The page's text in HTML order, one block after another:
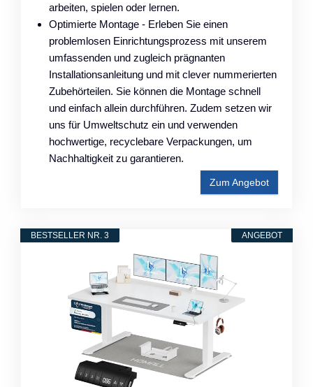
arbeiten, spielen oder lernen.
Optimierte Montage - Erleben Sie einen
problemlosen Einrichtungsprozess mit unserem
umfassenden und zugleich prägnanten
Installationsanleitung und mit clever nummerierten
Zubehörteilen. Sie können die Montage schnell
und einfach allein durchführen. Zudem setzen wir
uns für Umweltschutz ein und verwenden
hochwertige, recyclebare Verpackungen, um
Nachhaltigkeit zu garantieren.
Zum Angebot
ANGEBOT
BESTSELLER NR. 3